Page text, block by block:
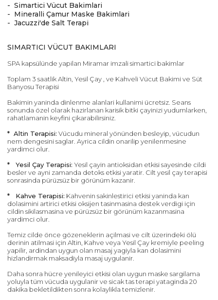
- Simartici Vücut Bakimlari
- Mineralli Çamur Maske Bakimlari
- Jacuzzi'de Salt Terapi
SIMARTICI VÜCUT BAKIMLARI
SPA kapsülünde yapilan Miramar imzali simartici bakimlar
Toplam 3 saatlik Altin, Yesil Çay , ve Kahveli Vücut Bakimi ve Süt
Banyosu Terapisi
Bakimin yaninda dinlenme alanlari kullanimi ücretsiz. Seans
sonunda özel olarak hazirlanan karisik bitki çayinizi yudumlarken,
rahatlamanin keyfini çikarabilirsiniz.
* Altin Terapisi: Vücudu mineral yönünden besleyip, vücudun
nem dengesini saglar. Ayrica cildin onarilip yenilenmesine
yardimci olur.
* Yesil Çay Terapisi: Yesil çayin antioksidan etkisi sayesinde cildi
besler ve ayni zamanda detoks etkisi yaratir. Cilt yesil çay terapisi
sonrasinda pürüzsüz bir görünüm kazanir.
* Kahve Terapisi: Kahvenin sakinlestirici etkisi yaninda kan
dolasimini artirici etkisi oksijen tasinmasina destek verdigi için
cildin sikilasmasina ve pürüzsüz bir görünüm kazanmasina
yardimci olur.
Temiz cilde önce gözeneklerin açilmasi ve cilt üzerindeki ölü
derinin atilmasi için Altin, Kahve veya Yesil Çay kremiyle peeling
yapilir, ardindan uygun olan masaj yagiyla kan dolasimini
hizlandirmak maksadiyla masaj uygulanir.
Daha sonra hücre yenileyici etkisi olan uygun maske sargilama
yoluyla tüm vücuda uygulanir ve sicak tas terapi yataginda 20
dakika bekletildikten sonra kolaylikla temizlenir.